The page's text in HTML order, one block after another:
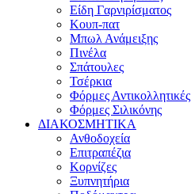
Είδη Γαρνιρίσματος
Κουπ-πατ
Μπωλ Ανάμειξης
Πινέλα
Σπάτουλες
Τσέρκια
Φόρμες Αντικολλητικές
Φόρμες Σιλικόνης
ΔΙΑΚΟΣΜΗΤΙΚΑ
Ανθοδοχεία
Επιτραπέζια
Κορνίζες
Ξυπνητήρια